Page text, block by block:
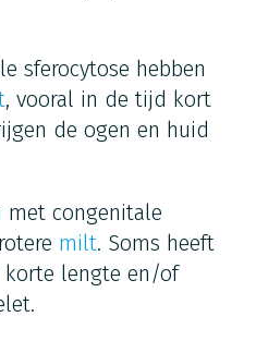
sferocytose hebben
, vooral in de tijd kort
de ogen en huid
met congenitale
milt. Soms heeft
korte lengte en/of